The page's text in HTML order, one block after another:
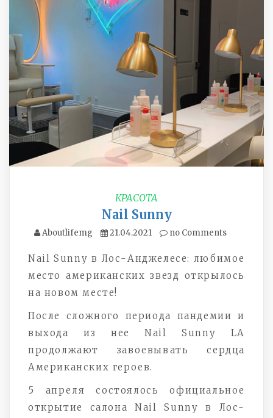
КРАСОТА
Nail Sunny
Aboutlifemg 21.04.2021 no Comments
Nail Sunny в Лос-Анджелесе: любимое
место американских звезд открылось
на новом месте!
После сложного периода пандемии и
выхода из нее Nail Sunny LA
продолжают завоевывать сердца
Американских героев.
5 апреля состоялось официальное
открытие салона Nail Sunny в Лос-